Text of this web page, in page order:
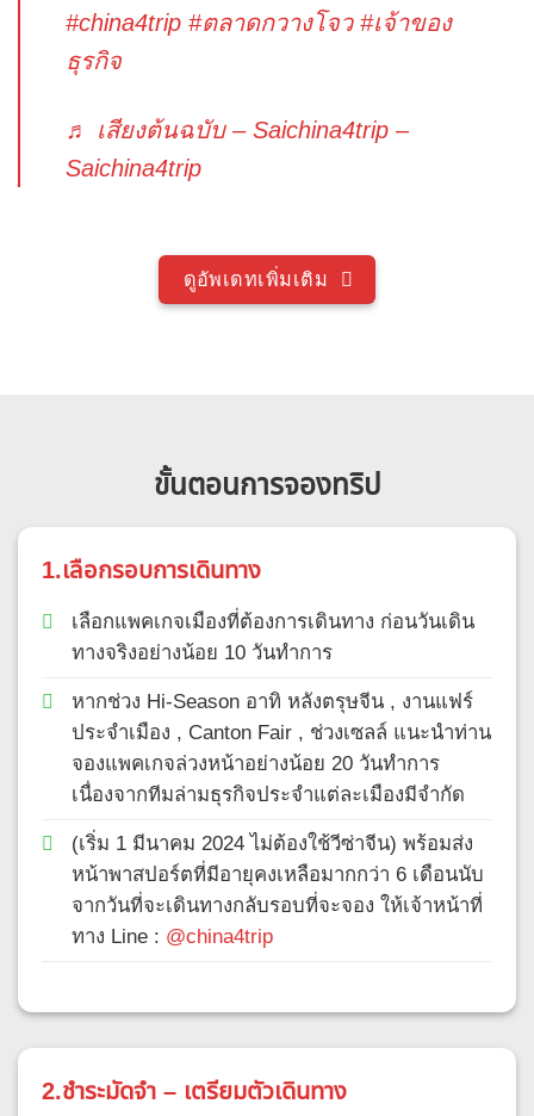
#china4trip #ตลาดกวางโจว #เจ้าของ
ธุรกิจ
♬ เสียงต้นฉบับ – Saichina4trip –
Saichina4trip
ดูอัพเดทเพิ่มเติม
ขั้นตอนการจองทริป
1.เลือกรอบการเดินทาง
เลือกแพคเกจเมืองที่ต้องการเดินทาง ก่อนวันเดิน
ทางจริงอย่างน้อย 10 วันทำการ
หากช่วง Hi-Season อาทิ หลังตรุษจีน , งานแฟร์
ประจำเมือง , Canton Fair , ช่วงเซลล์ แนะนำท่าน
จองแพคเกจล่วงหน้าอย่างน้อย 20 วันทำการ
เนื่องจากทีมล่ามธุรกิจประจำแต่ละเมืองมีจำกัด
(เริ่ม 1 มีนาคม 2024 ไม่ต้องใช้วีซ่าจีน) พร้อมส่ง
หน้าพาสปอร์ตที่มีอายุคงเหลือมากกว่า 6 เดือนนับ
จากวันที่จะเดินทางกลับรอบที่จะจอง ให้เจ้าหน้าที่
ทาง Line : @china4trip
2.ชำระมัดจำ – เตรียมตัวเดินทาง